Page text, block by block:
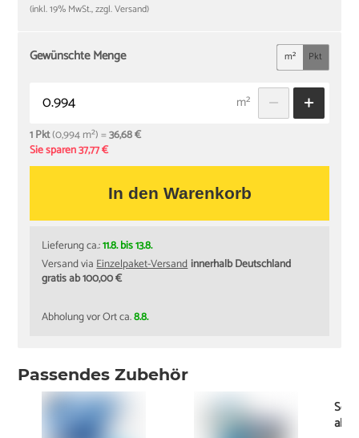
(inkl. 19% MwSt., zzgl. Versand)
Gewünschte Menge m² Pkt
m²
1 Pkt(0,994 m²) =36,68 €
Sie sparen 37,77 €
In den Warenkorb
Lieferung ca.:11.8. bis 13.8.
Versand viaEinzelpaket-Versandinnerhalb Deutschland
gratis ab 100,00 €
Abholung vor Ort ca.8.8.
Passendes Zubehör
ab